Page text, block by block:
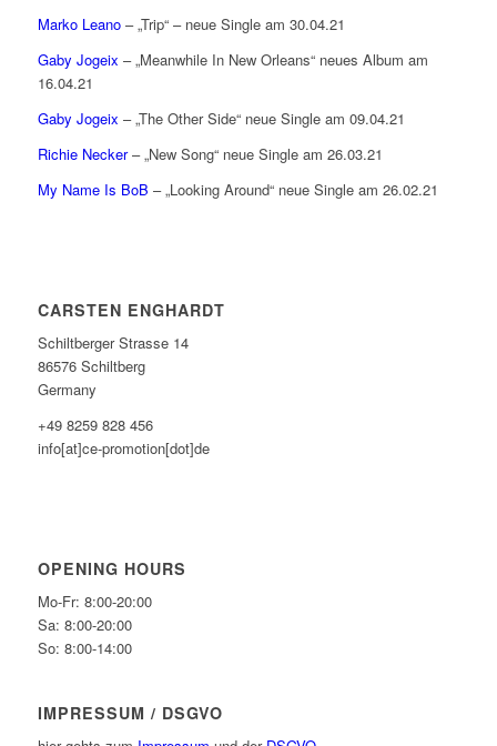
Marko Leano– „Trip“ – neue Single am 30.04.21
Gaby Jogeix – „Meanwhile In New Orleans“ neues Album am
16.04.21
Gaby Jogeix – „The Other Side“ neue Single am 09.04.21
Richie Necker– „New Song“ neue Single am 26.03.21
My Name Is BoB – „Looking Around“ neue Single am 26.02.21
CARSTEN ENGHARDT
Schiltberger Strasse 14
86576 Schiltberg
Germany
+49 8259 828 456
info[at]ce-promotion[dot]de
OPENING HOURS
Mo-Fr: 8:00-20:00
Sa: 8:00-20:00
So: 8:00-14:00
IMPRESSUM / DSGVO